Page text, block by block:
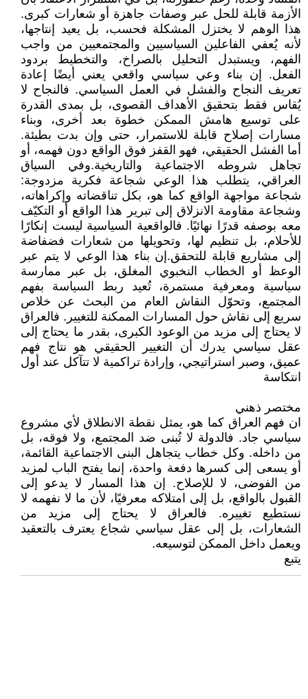
الأزمة قابلة للحل عبر وصفات جاهزة أو شعارات كبرى.
هذا الوهم لا يختزل المشكلة فحسب، بل يعيد إنتاجها،
لأنه يُعفي الفاعلين السياسيين والمجتمعيين من واجب
الفهم، ويستبدل التحليل بالصراخ، والتخطيط بردود
الفعل. إن بناء وعي سياسي واقعي يعني أيضًا إعادة
تعريف النجاح والفشل في العمل السياسي. فالنجاح لا
يُقاس فقط بتحقيق الأهداف القصوى، بل بمدى القدرة
على توسيع هامش الممكن خطوة بعد أخرى، وبناء
مسارات إصلاح قابلة للاستمرار، حتى وإن بدت بطيئة.
أما الفشل الحقيقي، فهو القفز فوق الواقع دون فهمه، أو
تجاهل شروطه الاجتماعية والتاريخية.وفي السياق
العراقي، يتطلب هذا الوعي شجاعة فكرية مزدوجة:
شجاعة مواجهة الواقع كما هو، بكل تناقضاته وإكراهاته،
وشجاعة مقاومة الانزلاق إلى تبرير هذا الواقع أو التكيّف
معه بوصفه قدرًا نهائيًا. فالواقعية السياسية ليست إنكارًا
للأحلام، بل تنظيم لها، وتحويلها من شعارات فضفاضة
إلى مشاريع قابلة للتحقق.إن بناء هذا الوعي لا يتم عبر
الوعظ أو الخطاب النخبوي المغلق، بل عبر ممارسة
سياسية ومعرفية مستمرة، تُعيد ربط السياسة بفهم
المجتمع، وتحوّل النقاش العام من البحث عن خلاص
سريع إلى نقاش حول المسارات الممكنة للتغيير. فالعراق
لا يحتاج إلى مزيد من الوعود الكبرى، بقدر ما يحتاج إلى
عقل سياسي يدرك أن التغيير الحقيقي هو نتاج فهم
عميق، وصبر استراتيجي، وإرادة تراكمية لا تتآكل عند أول
انتكاسة
مختصر ذهني
ان فهم العراق كما هو، يمثل نقطة الانطلاق لأي مشروع
سياسي جاد. فالدولة لا تُبنى ضد المجتمع، ولا فوقه، بل
من داخله. وكل خطاب يتجاهل البنى الاجتماعية القائمة،
أو يسعى إلى كسرها دفعة واحدة، إنما يفتح الباب لمزيد
من الفوضى، لا للإصلاح. إن هذا المسار لا يدعو إلى
القبول بالواقع، بل إلى امتلاكه معرفيًا، لأن ما لا نفهمه لا
نستطيع تغييره. فالعراق لا يحتاج إلى مزيد من
الشعارات، بل إلى عقل سياسي شجاع يعترف بالتعقيد
ويعمل داخل الممكن لتوسيعه.
يتبع